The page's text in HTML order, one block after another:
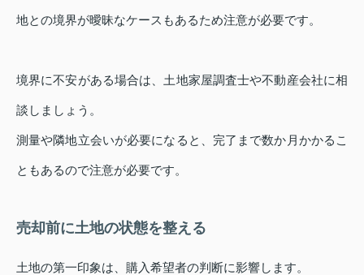
地との境界が曖昧なケースもあるため注意が必要です。
境界に不安がある場合は、土地家屋調査士や不動産会社に相
談しましょう。
測量や隣地立会いが必要になると、完了まで数か月かかるこ
ともあるので注意が必要です。
売却前に土地の状態を整える
土地の第一印象は、購入希望者の判断に影響します。